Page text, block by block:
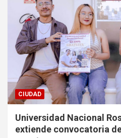
CIUDAD
Universidad Nacional
extiende convocatoria